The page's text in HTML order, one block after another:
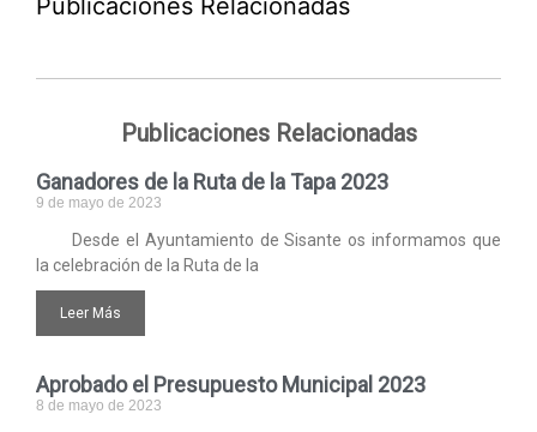
Publicaciones Relacionadas
Publicaciones Relacionadas
Ganadores de la Ruta de la Tapa 2023
9 de mayo de 2023
Desde el Ayuntamiento de Sisante os informamos que
la celebración de la Ruta de la
Leer Más
Aprobado el Presupuesto Municipal 2023
8 de mayo de 2023